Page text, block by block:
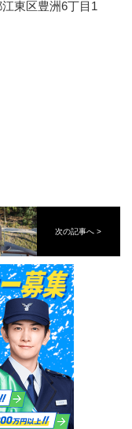
東区豊洲6丁目1
次の記事へ >